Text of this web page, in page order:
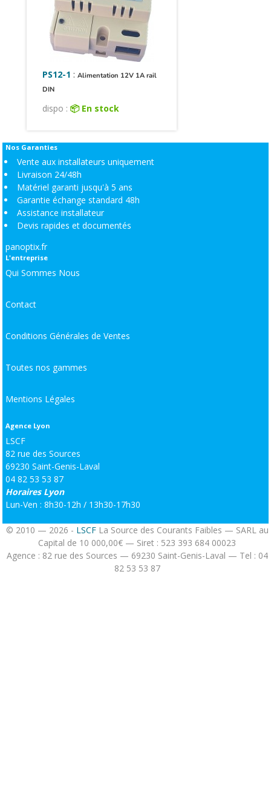
PS12-1 :Alimentation 12V 1A rail
DIN
dispo : 📦 En stock
Nos Garanties
Vente aux installateurs uniquement
Livraison 24/48h
Matériel garanti jusqu'à 5 ans
Garantie échange standard 48h
Assistance installateur
Devis rapides et documentés
panoptix.fr
L'entreprise
Qui Sommes Nous
Contact
Conditions Générales de Ventes
Toutes nos gammes
Mentions Légales
Agence Lyon
LSCF
82 rue des Sources
69230 Saint-Genis-Laval
04 82 53 53 87
Horaires Lyon
Lun-Ven : 8h30-12h / 13h30-17h30
© 2010 — 2026 - LSCFLa Source des Courants Faibles — SARL au
Capital de 10 000,00€ — Siret : 523 393 684 00023
Agence : 82 rue des Sources — 69230 Saint-Genis-Laval — Tel : 04
82 53 53 87